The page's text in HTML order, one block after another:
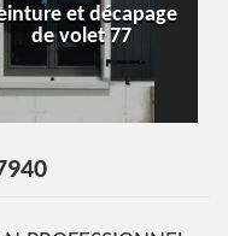
et décapage
de volet 77